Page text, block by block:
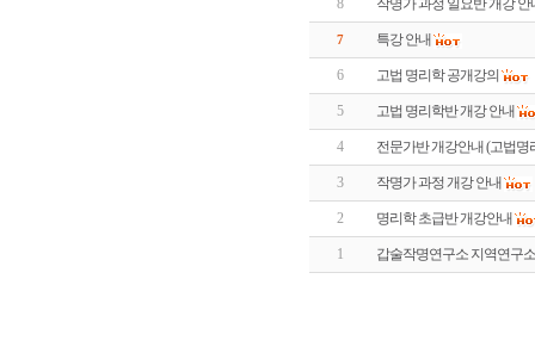
8 작명가 과정 일요반 개강 안
7 특강 안내
6 고법 명리학 공개강의
5 고법 명리학반 개강 안내
4 전문가반 개강안내 (고법명
3 작명가 과정 개강 안내
2 명리학 초급반 개강안내
1 갑술작명연구소 지역연구